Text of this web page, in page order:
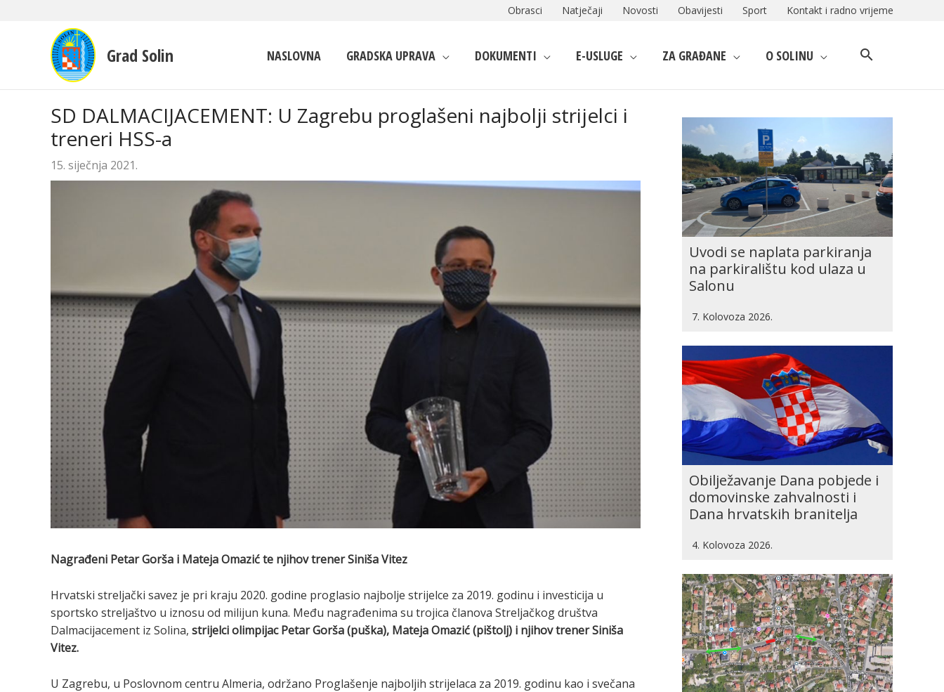
Obrasci Natječaji Novosti Obavijesti Sport Kontakt i radno vrijeme
Grad Solin NASLOVNA GRADSKA UPRAVA DOKUMENTI E-USLUGE ZA GRAĐANE O SOLINU
SD DALMACIJACEMENT: U Zagrebu proglašeni najbolji strijelci i
treneri HSS-a
15. siječnja 2021.
Nagrađeni Petar Gorša i Mateja Omazić te njihov trener Siniša Vitez
Hrvatski streljački savez je pri kraju 2020. godine proglasio najbolje strijelce za 2019. godinu i investicija u
sportsko streljaštvo u iznosu od milijun kuna. Među nagrađenima su trojica članova Streljačkog društva
Dalmacijacement iz Solina, strijelci olimpijac Petar Gorša (puška), Mateja Omazić (pištolj) i njihov trener Siniša
Vitez.
U Zagrebu, u Poslovnom centru Almeria, održano Proglašenje najboljih strijelaca za 2019. godinu kao i svečana
Uvodi se naplata parkiranja
na parkiralištu kod ulaza u
Salonu
7. Kolovoza 2026.
Obilježavanje Dana pobjede i
domovinske zahvalnosti i
Dana hrvatskih branitelja
4. Kolovoza 2026.